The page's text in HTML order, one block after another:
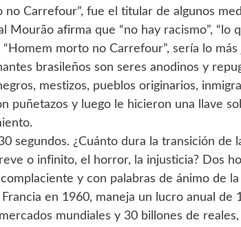
Carrefour”, fue el titular de algunos
Mourão afirma que “no hay racismo”, “lo
morto no Carrefour”, sería lo
brasileños son seres anodinos y
mestizos, pueblos originarios,
puñetazos y luego le hicieron una llave
segundos. ¿Cuánto dura la transición de
o infinito, el horror, la injusticia? Dos
y con palabras de ánimo de
en 1960, maneja un lucro anual de
mundiales y 30 billones de